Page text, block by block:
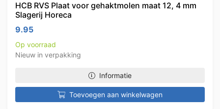
HCB RVS Plaat voor gehaktmolen maat 12, 4 mm
Slagerij Horeca
9.95
Op voorraad
Nieuw in verpakking
Informatie
Toevoegen aan winkelwagen